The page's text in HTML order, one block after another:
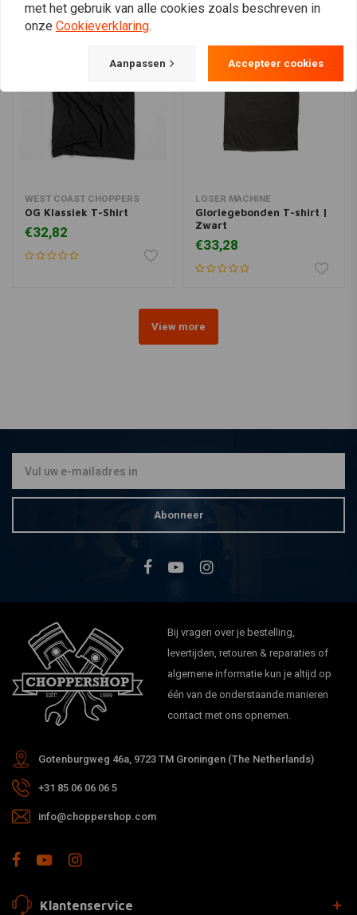
WEST COAST CHOPPERS
OG Klassiek T-Shirt
€32,82
LOSER MACHINE
Gloriegebonden T-shirt |
Zwart
€33,28
View more
Abonneer
Bij vragen over je bestelling,
levertijden, retouren & reparaties of
algemene informatie kun je altijd op
één van de onderstaande manieren
contact met ons opnemen.
Gotenburgweg 46a, 9723 TM Groningen (The Netherlands)
+31 85 06 06 06 5
info@choppershop.com
Klantenservice
met het gebruik van alle cookies zoals beschreven in
onze Cookieverklaring.
Aanpassen Accepteer cookies